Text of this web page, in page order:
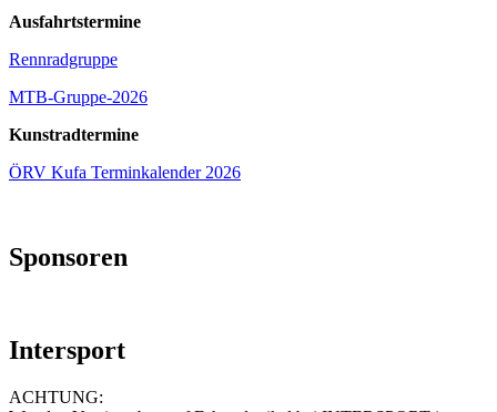
Ausfahrtstermine
Rennradgruppe
MTB-Gruppe-2026
Kunstradtermine
ÖRV Kufa Terminkalender 2026
Sponsoren
Intersport
ACHTUNG: